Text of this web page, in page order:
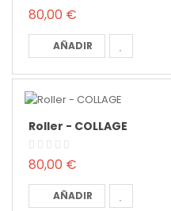
80,00 €
AÑADIR
Roller - COLLAGE
80,00 €
AÑADIR